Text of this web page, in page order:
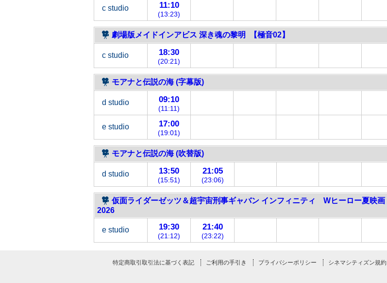
c studio 11:10
(13:23)
劇場版メイドインアビス 深き魂の黎明 【極音02】
c studio 18:30
(20:21)
モアナと伝説の海 (字幕版)
d studio 09:10
(11:11)
e studio 17:00
(19:01)
モアナと伝説の海 (吹替版)
d studio 13:50
(15:51)
21:05
(23:06)
仮面ライダーゼッツ＆超宇宙刑事ギャバン インフィニティ Wヒーロー夏映画
2026
e studio 19:30
(21:12)
21:40
(23:22)
特定商取引取引法に基づく表記 ご利用の手引き プライバシーポリシー シネマシティズン規約